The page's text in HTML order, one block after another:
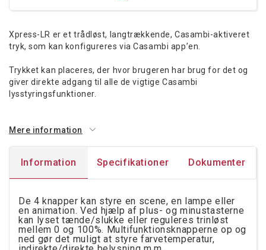
Xpress-LR er et trådløst, langtrækkende, Casambi-aktiveret
tryk, som kan konfigureres via Casambi app’en.
Trykket kan placeres, der hvor brugeren har brug for det og
giver direkte adgang til alle de vigtige Casambi
lysstyringsfunktioner.
Mere information
Information Specifikationer Dokumenter
De 4 knapper kan styre en scene, en lampe eller
en animation. Ved hjælp af plus- og minustasterne
kan lyset tænde/slukke eller reguleres trinløst
mellem 0 og 100%. Multifunktionsknapperne op og
ned gør det muligt at styre farvetemperatur,